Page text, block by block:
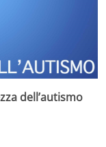
dell’autismo